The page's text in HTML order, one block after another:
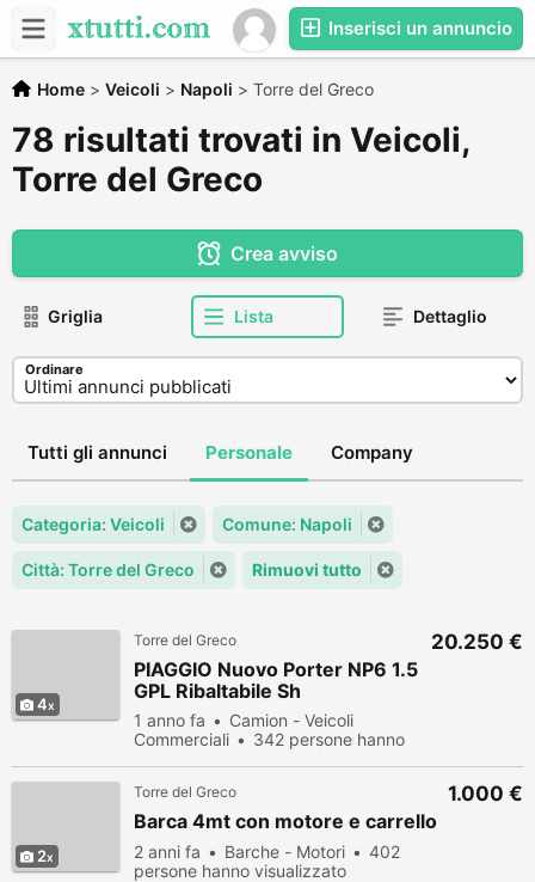
Inserisci un annuncio
Home > Veicoli > Napoli > Torre del Greco
78 risultati trovati in Veicoli,
Torre del Greco
Crea avviso
Griglia Lista Dettaglio
Ordinare
Tutti gli annunci Personale Company
Categoria: Veicoli Comune: Napoli
Città: Torre del Greco Rimuovi tutto
4
Torre del Greco
PIAGGIO Nuovo Porter NP6 1.5
GPL Ribaltabile Sh
1 anno fa
Camion - Veicoli
Commerciali
342 persone hanno
20.250 €
2
Torre del Greco
Barca 4mt con motore e carrello
2 anni fa Barche - Motori
402
persone hanno visualizzato
1.000 €